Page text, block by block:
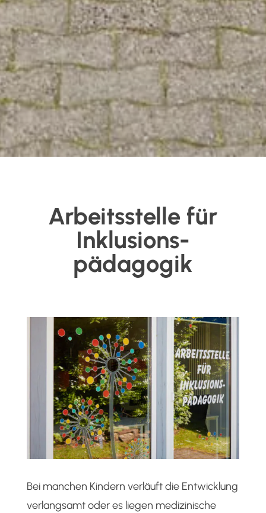
Arbeitsstelle für
Inklusions­
pädagogik
Bei manchen Kindern verläuft die Entwicklung
verlangsamt oder es liegen medizinische